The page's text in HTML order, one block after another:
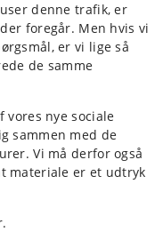
denne trafik, er
foregår. Men hvis vi
er vi lige så
de samme
vores nye sociale
sammen med de
Vi må derfor også
materiale er et udtryk